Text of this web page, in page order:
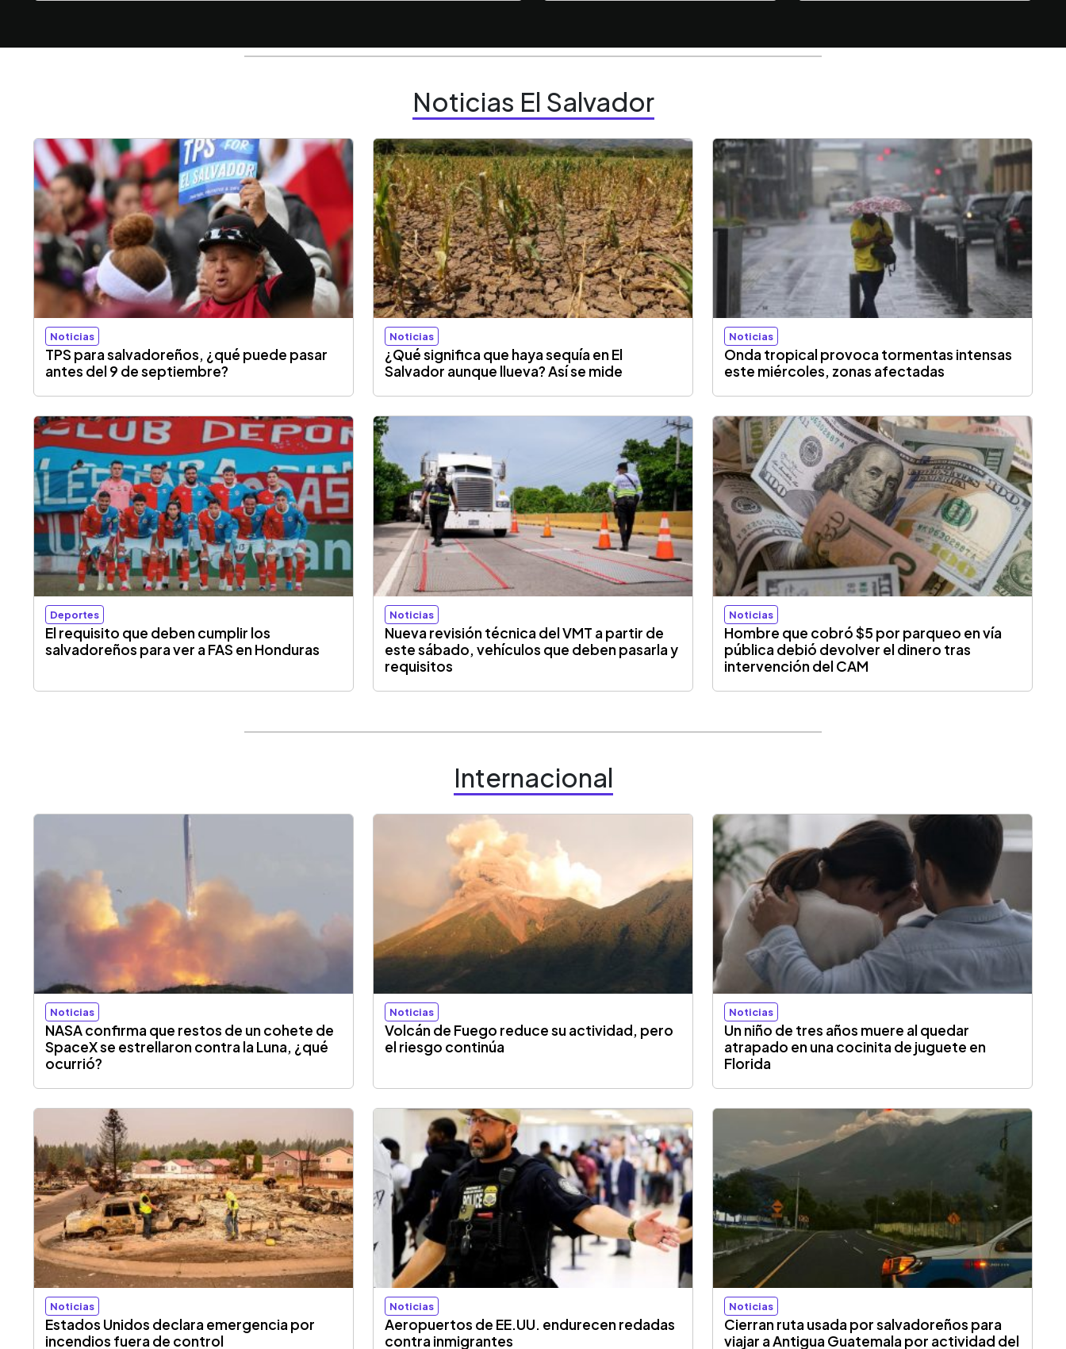
Noticias El Salvador
Noticias
TPS para salvadoreños, ¿qué puede pasar
antes del 9 de septiembre?
Noticias
¿Qué significa que haya sequía en El
Salvador aunque llueva? Así se mide
Noticias
Onda tropical provoca tormentas intensas
este miércoles, zonas afectadas
Deportes
El requisito que deben cumplir los
salvadoreños para ver a FAS en Honduras
Noticias
Nueva revisión técnica del VMT a partir de
este sábado, vehículos que deben pasarla y
requisitos
Noticias
Hombre que cobró $5 por parqueo en vía
pública debió devolver el dinero tras
intervención del CAM
Internacional
Noticias
NASA confirma que restos de un cohete de
SpaceX se estrellaron contra la Luna, ¿qué
ocurrió?
Noticias
Volcán de Fuego reduce su actividad, pero
el riesgo continúa
Noticias
Un niño de tres años muere al quedar
atrapado en una cocinita de juguete en
Florida
Noticias
Estados Unidos declara emergencia por
incendios fuera de control
Noticias
Aeropuertos de EE.UU. endurecen redadas
contra inmigrantes
Noticias
Cierran ruta usada por salvadoreños para
viajar a Antigua Guatemala por actividad del